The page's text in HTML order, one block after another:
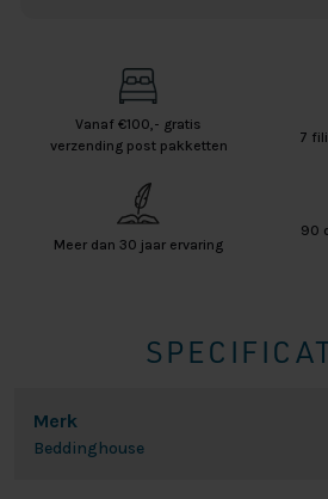
Vanaf €100,- gratis
verzending post pakketten
7
Meer dan 30 jaar ervaring
90
Merk
Beddinghouse